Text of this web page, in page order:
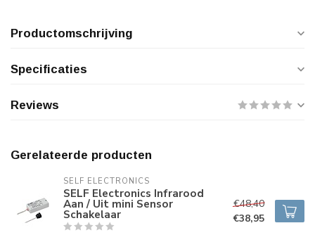
Productomschrijving
Specificaties
Reviews
Gerelateerde producten
SELF ELECTRONICS
SELF Electronics Infrarood
Aan / Uit mini Sensor
Schakelaar
€48,40
€38,95